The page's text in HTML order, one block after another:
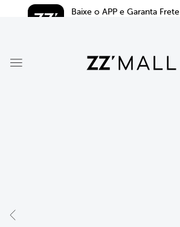
Baixe o APP e Garanta Frete